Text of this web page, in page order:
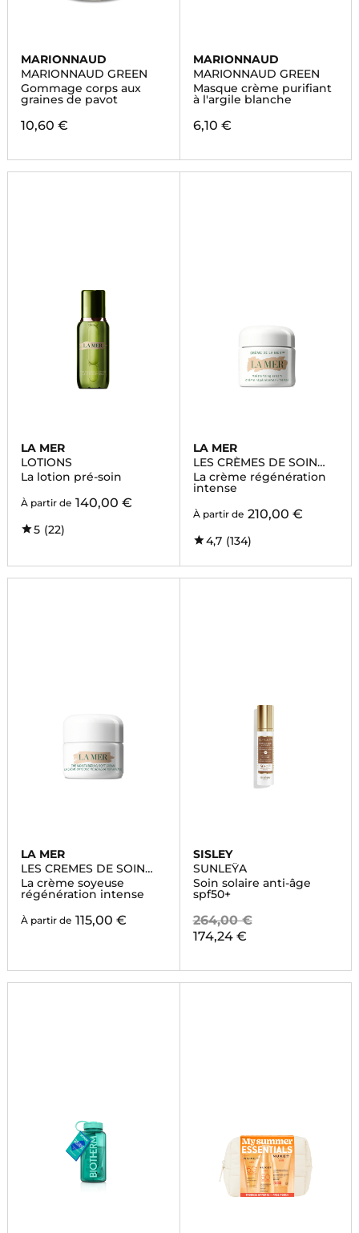
MARIONNAUD
MARIONNAUD GREEN
Gommage corps aux
graines de pavot
10,60 €
MARIONNAUD
MARIONNAUD GREEN
Masque crème purifiant
à l'argile blanche
6,10 €
LA MER
LOTIONS
La lotion pré-soin
À partir de 140,00 €
5 (22)
LA MER
LES CRÈMES DE SOIN
VISAGE
La crème régénération
intense
À partir de 210,00 €
4,7 (134)
LA MER
LES CREMES DE SOIN
VISAGE
La crème soyeuse
régénération intense
À partir de 115,00 €
SISLEY
SUNLEŸA
Soin solaire anti-âge
spf50+
264,00 €
174,24 €